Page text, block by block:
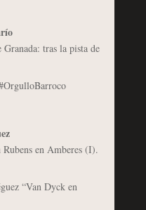
tras la pista de
en Amberes (I).
“Van Dyck en